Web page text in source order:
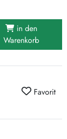
in den
Warenkorb
Favorit